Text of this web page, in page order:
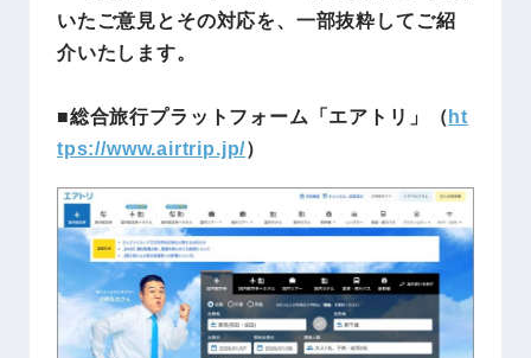
いたご意見とその対応を、一部抜粋してご紹
介いたします。
■総合旅行プラットフォーム「エアトリ」（ht
tps://www.airtrip.jp/）